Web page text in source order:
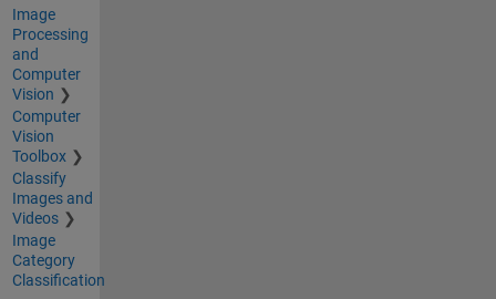
Image
Processing
and
Computer
Vision
Computer
Vision
Toolbox
Classify
Images and
Videos
Image
Category
Classification